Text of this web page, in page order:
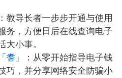
：教导长者一步步开通与使用
务，方便日后在线查询电子
大小事。
耆」
：从零开始指导电子钱
巧，并分享网络安全防骗小